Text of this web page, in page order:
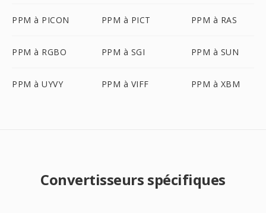
PPM à PICON PPM à PICT PPM à RAS
PPM à RGBO PPM à SGI PPM à SUN
PPM à UYVY PPM à VIFF PPM à XBM
Convertisseurs spécifiques